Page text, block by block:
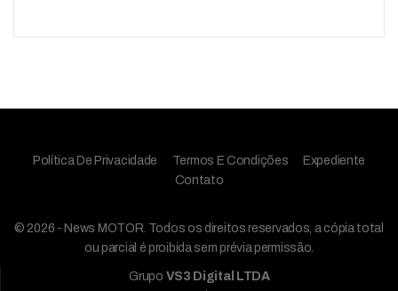
Política De Privacidade Termos E Condições
Expediente
Contato
© 2026 - News MOTOR. Todos os direitos reservados, a cópia total
ou parcial é proibida sem prévia permissão.
Grupo VS3 Digital LTDA